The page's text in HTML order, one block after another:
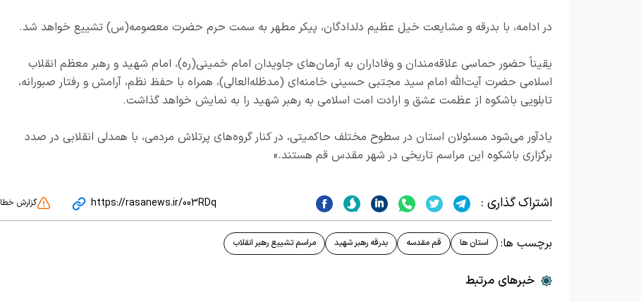
در ادامه، با بدرقه و مشایعت خیل عظیم دلدادگان، پیکر مطهر به سمت حرم حضرت معصومه(س) تشییع خواهد شد.
یقیناً حضور حماسی علاقه‌مندان و وفاداران به آرمان‌های جاویدان امام خمینی(ره)، امام شهید و رهبر معظم انقلاب
اسلامی حضرت آیت‌الله امام سید مجتبی حسینی خامنه‌ای (مدظله‌العالی)، همراه با حفظ نظم، آرامش و رفتار صبورانه،
تابلویی باشکوه از عظمت عشق و ارادت امت اسلامی به رهبر شهید را به نمایش خواهد گذاشت.
یادآور می‌شود مسئولان استان در سطوح مختلف حاکمیتی، در کنار گروه‌های پرتلاش مردمی، با همدلی انقلابی در صدد
برگزاری باشکوه این مراسم تاریخی در شهر مقدس قم هستند.»
اشتراک گذاری : https://rasanews.ir/003RDq گزارش خطا
برچسب ها: استان ها قم مقدسه بدرقه رهبر شهید مراسم تشییع رهبر انقلاب
خبرهای مرتبط